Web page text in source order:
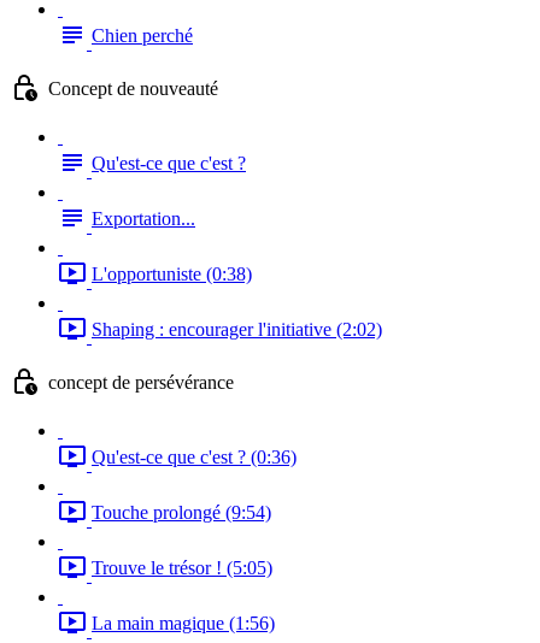
Chien perché
Concept de nouveauté
Qu'est-ce que c'est ?
Exportation...
L'opportuniste (0:38)
Shaping : encourager l'initiative (2:02)
concept de persévérance
Qu'est-ce que c'est ? (0:36)
Touche prolongé (9:54)
Trouve le trésor ! (5:05)
La main magique (1:56)